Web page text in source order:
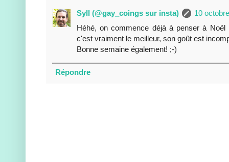
Syll (@gay_coings sur insta)
10
Héhé, on commence déjà à penser à
c'est vraiment le meilleur, son goût est
Bonne semaine également! ;-)
Répondre